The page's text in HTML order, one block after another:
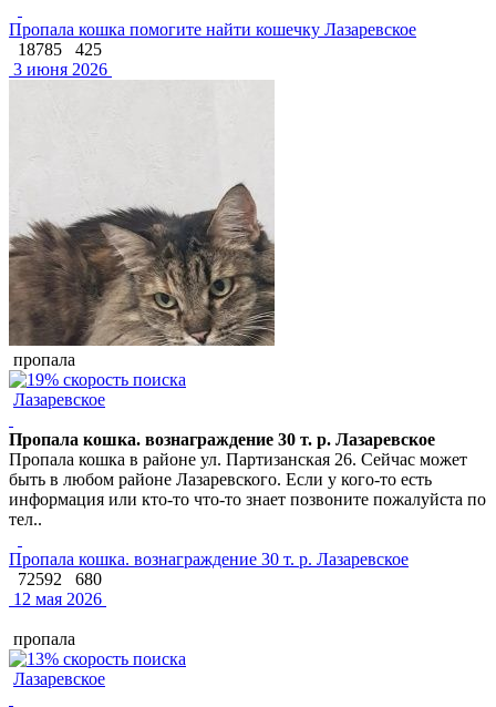
Пропала кошка помогите найти кошечку Лазаревское
18785
425
3 июня 2026
пропала
Лазаревское
Пропала кошка. вознаграждение 30 т. р. Лазаревское
Пропала кошка в районе ул. Партизанская 26. Сейчас может
быть в любом районе Лазаревского. Если у кого-то есть
информация или кто-то что-то знает позвоните пожалуйста по
тел..
Пропала кошка. вознаграждение 30 т. р. Лазаревское
72592
680
12 мая 2026
пропала
Лазаревское